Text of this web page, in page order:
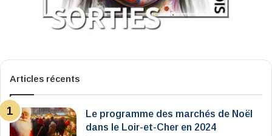
Articles récents
Le programme des marchés de Noël
dans le Loir-et-Cher en 2024